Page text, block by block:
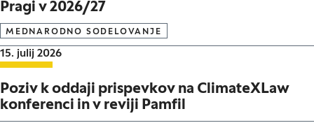
Pragi v 2026/27
MEDNARODNO SODELOVANJE
Datum objave:
15. julij 2026
Poziv k oddaji prispevkov na ClimateXLaw
konferenci in v reviji Pamfil